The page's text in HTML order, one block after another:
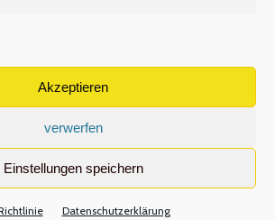
Akzeptieren
verwerfen
Einstellungen speichern
Datenschutzerklärung